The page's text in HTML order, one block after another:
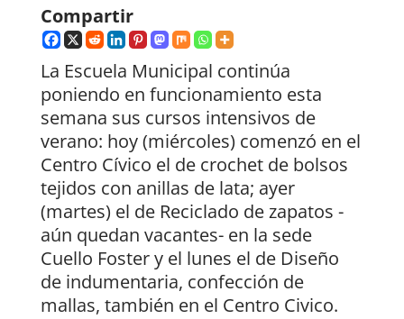
Compartir
La Escuela Municipal continúa
poniendo en funcionamiento esta
semana sus cursos intensivos de
verano: hoy (miércoles) comenzó en el
Centro Cívico el de crochet de bolsos
tejidos con anillas de lata; ayer
(martes) el de Reciclado de zapatos -
aún quedan vacantes- en la sede
Cuello Foster y el lunes el de Diseño
de indumentaria, confección de
mallas, también en el Centro Civico.